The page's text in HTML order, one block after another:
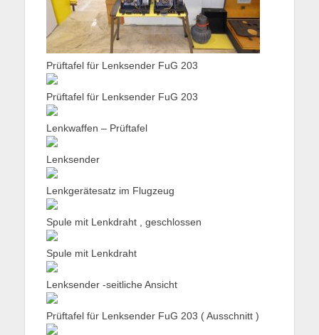
Prüftafel für Lenksender FuG 203
Prüftafel für Lenksender FuG 203
Lenkwaffen – Prüftafel
Lenksender
Lenkgerätesatz im Flugzeug
Spule mit Lenkdraht , geschlossen
Spule mit Lenkdraht
Lenksender -seitliche Ansicht
Prüftafel für Lenksender FuG 203 ( Ausschnitt )